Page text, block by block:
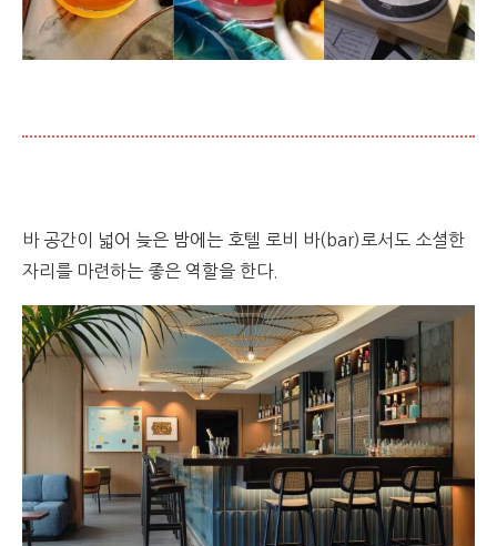
바 공간이 넓어 늦은 밤에는 호텔 로비 바(bar)로서도 소셜한
자리를 마련하는 좋은 역할을 한다.